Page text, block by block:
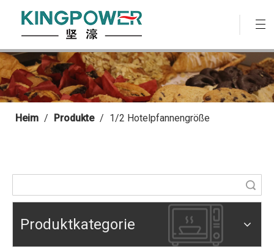
Heim / Produkte / 1/2 Hotelpfannengröße
Produktkategorie